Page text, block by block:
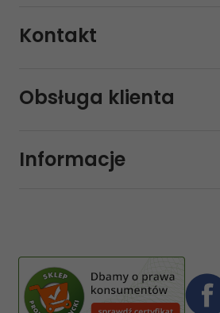
Kontakt
228800000
sklep@sklep-
08 1140 2004 0000 3102
Obsługa klienta
Informacje